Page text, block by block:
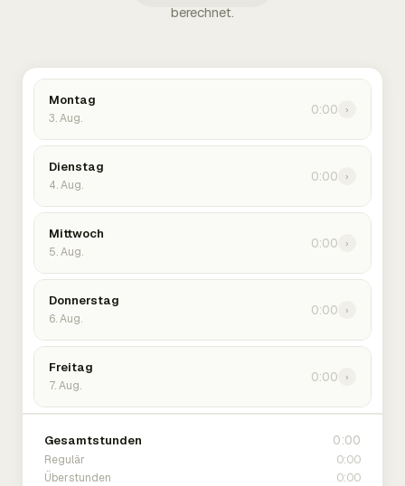
berechnet.
Montag
3. Aug.
0:00 ›
Dienstag
4. Aug.
0:00 ›
Mittwoch
5. Aug.
0:00 ›
Donnerstag
6. Aug.
0:00 ›
Freitag
7. Aug.
0:00 ›
Gesamtstunden 0:00
Regulär 0:00
Überstunden 0:00